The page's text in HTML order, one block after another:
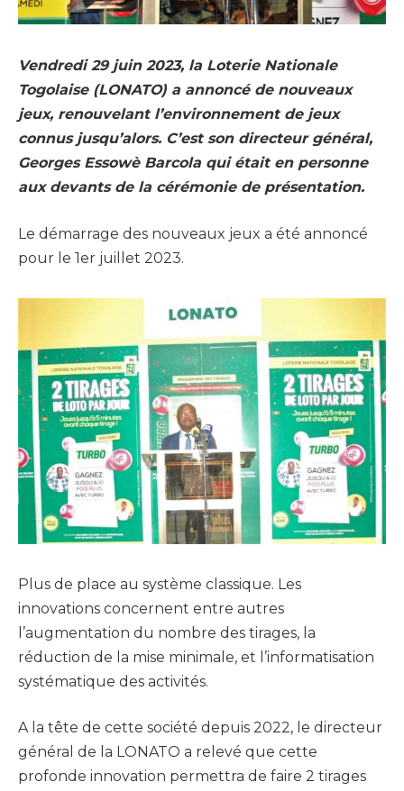
Vendredi 29 juin 2023, la Loterie Nationale
Togolaise (LONATO) a annoncé de nouveaux
jeux, renouvelant l’environnement de jeux
connus jusqu’alors. C’est son directeur général,
Georges Essowè Barcola qui était en personne
aux devants de la cérémonie de présentation.
Le démarrage des nouveaux jeux a été annoncé
pour le 1er juillet 2023.
Plus de place au système classique. Les
innovations concernent entre autres
l’augmentation du nombre des tirages, la
réduction de la mise minimale, et l’informatisation
systématique des activités.
A la tête de cette société depuis 2022, le directeur
général de la LONATO a relevé que cette
profonde innovation permettra de faire 2 tirages